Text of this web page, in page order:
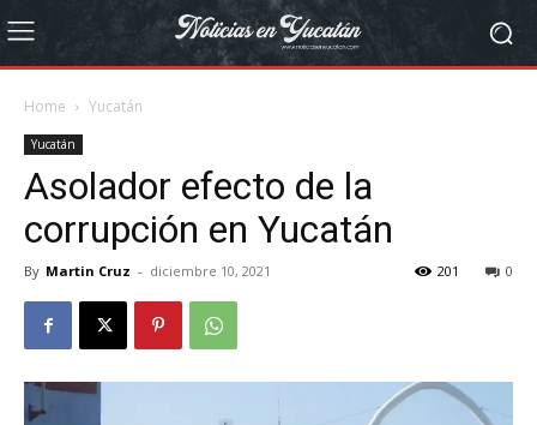
Home Yucatán
Yucatán
Asolador efecto de la
corrupción en Yucatán
By Martin Cruz - diciembre 10, 2021 0
201